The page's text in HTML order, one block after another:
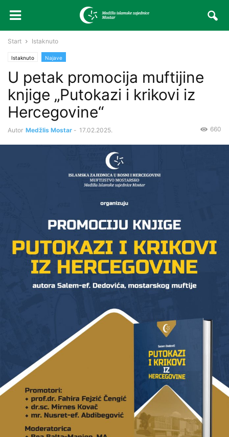
Start Istaknuto
Istaknuto Najave
U petak promocija muftijine
knjige „Putokazi i krikovi iz
Hercegovine“
Autor Medžlis Mostar - 17.02.2025. 660